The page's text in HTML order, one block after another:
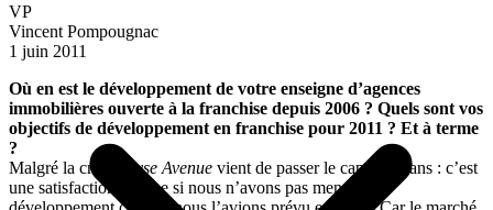
VP
Vincent Pompougnac
1 juin 2011
Où en est le développement de votre enseigne d’agences
immobilières ouverte à la franchise depuis 2006 ? Quels sont vos
objectifs de développement en franchise pour 2011 ? Et à terme
?
Malgré la crise,
Elyse Avenue vient de passer le cap des 5 ans : c’est
une satisfaction. Même si nous n’avons pas mené notre